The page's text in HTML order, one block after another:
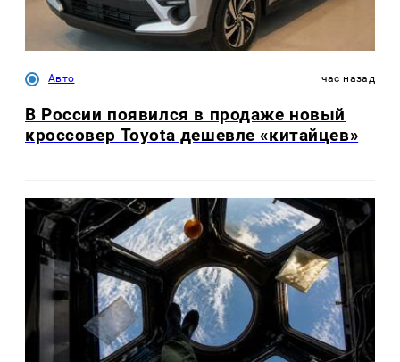
Авто час назад
В России появился в продаже новый
кроссовер Toyota дешевле «китайцев»